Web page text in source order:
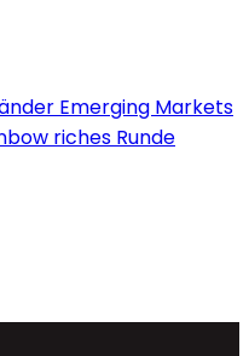
Emerging Markets
riches Runde